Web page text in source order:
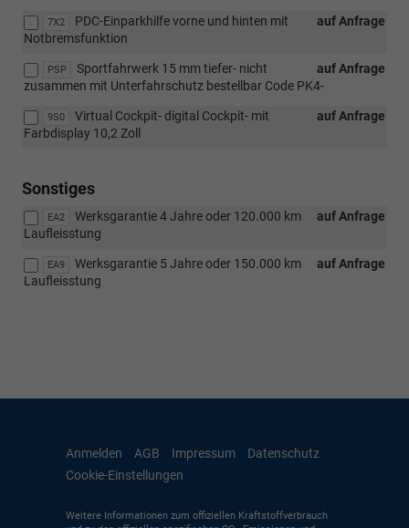
7X2 auf Anfrage
PDC-Einparkhilfe vorne und hinten mit
Notbremsfunktion
PSP auf Anfrage
Sportfahrwerk 15 mm tiefer- nicht
zusammen mit Unterfahrschutz bestellbar Code PK4-
9S0 auf Anfrage
Virtual Cockpit- digital Cockpit- mit
Farbdisplay 10,2 Zoll
Sonstiges
EA2 auf Anfrage
Werksgarantie 4 Jahre oder 120.000 km
Laufleisstung
EA9 auf Anfrage
Werksgarantie 5 Jahre oder 150.000 km
Laufleisstung
Anmelden AGB Impressum
Datenschutz
Cookie-Einstellungen
Weitere Informationen zum offiziellen Kraftstoffverbrauch